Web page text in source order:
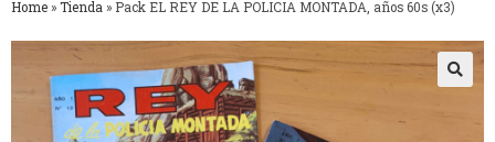
Home » Tienda » Pack EL REY DE LA POLICIA MONTADA, años 60s (x3)